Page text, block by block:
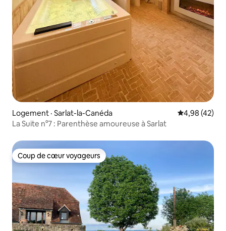
Logement · Sarlat-la-Canéda Note
4,98 (42)
La Suite n°7 : Parenthèse amoureuse à Sarlat
Coup de cœur voyageurs
Coup de cœur voyageurs